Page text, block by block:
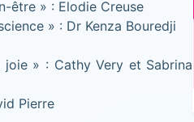
être » : Elodie Creuse
» : Dr Kenza Bouredji
» : Cathy Very et Sabrina
Pierre